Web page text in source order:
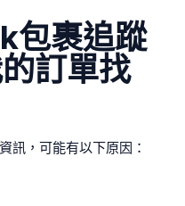
包裹追蹤
訂單找
訊，可能有以下原因：